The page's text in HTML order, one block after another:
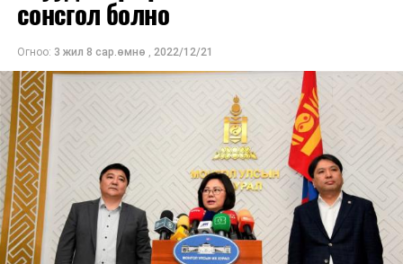
сонсгол болно
Огноо: 3 жил 8 сар.өмнө , 2022/12/21